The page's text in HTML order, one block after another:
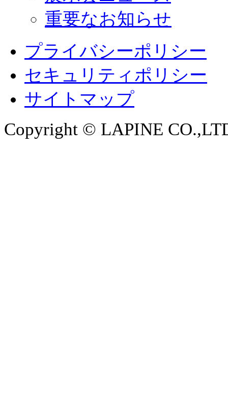
重要なお知らせ
プライバシーポリシー
セキュリティポリシー
サイトマップ
Copyright © LAPINE